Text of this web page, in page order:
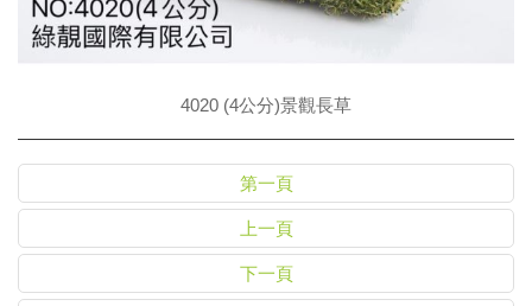
4020 (4公分)景觀長草
第一頁
上一頁
下一頁